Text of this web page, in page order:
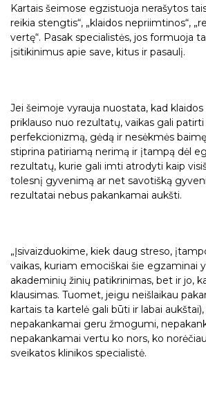
Kartais šeimose egzistuoja nerašytos
reikia stengtis“, „klaidos nepriimtinos“,
vertę“. Pasak specialistės, jos formuoja
įsitikinimus apie save, kitus ir pasaulį.
Jei šeimoje vyrauja nuostata, kad
priklauso nuo rezultatų, vaikas gali
perfekcionizmą, gėdą ir nesėkmės
stiprina patiriamą nerimą ir įtampą dėl
rezultatų, kurie gali imti atrodyti kaip
tolesnį gyvenimą ar net savotišką
rezultatai nebus pakankamai aukšti.
„Įsivaizduokime, kiek daug streso,
vaikas, kuriam emociškai šie egzaminai
akademinių žinių patikrinimas, bet ir jo,
klausimas. Tuomet, jeigu neišlaikau
kartais ta kartelė gali būti ir labai
nepakankamai geru žmogumi,
nepakankamai vertu ko nors, ko
sveikatos klinikos specialistė.